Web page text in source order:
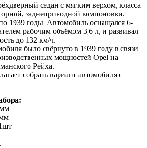
седан с мягким верхом, класса
заднеприводной компоновки.
1939 годы. Автомобиль оснащался 6-
рабочим объёмом 3,6 л, и развивал
до 132 км/ч.
было свёрнуто в 1939 году в связи
мощностей Opel на
Рейха.
собрать вариант автомобиля с